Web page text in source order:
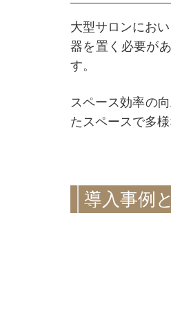
大型サロンにお
器を置く必要が
す。
スペース効率の
たスペースで多
導入事例